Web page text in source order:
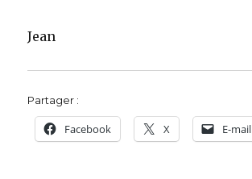
Jean
Partager :
Facebook X E-mail